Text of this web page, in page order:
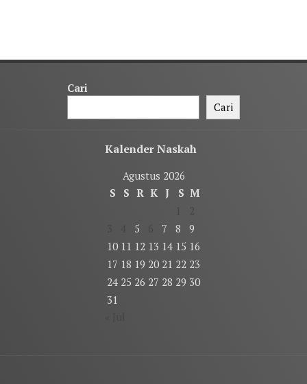
Cari
Cari
Kalender Naskah
Agustus 2026
S
S R K J S M
5 7 8
9
10 11 12 13 14 15 16
17 18 19 20 21 22 23
24 25 26 27 28 29 30
31